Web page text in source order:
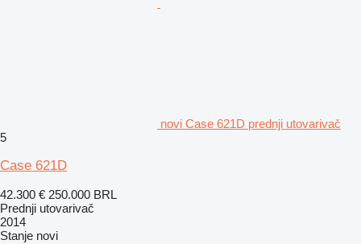
novi Case 621D prednji utovarivač
5
Case 621D
42.300 € 250.000 BRL
Prednji utovarivač
2014
Stanje novi